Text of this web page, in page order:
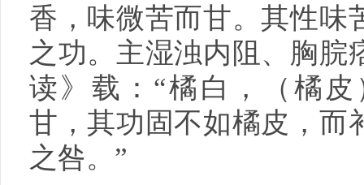
香，味微苦而甘。其性味
之功。主湿浊内阻、胸脘
读》载：“橘白，（橘
甘，其功固不如橘皮，而
之咎。”